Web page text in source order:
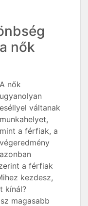
nők
A nők
ugyanolyan
eséllyel váltanak
munkahelyet,
mint a férfiak, a
végeredmény
azonban
a férfiak
kezdesz,
kínál?
magasabb